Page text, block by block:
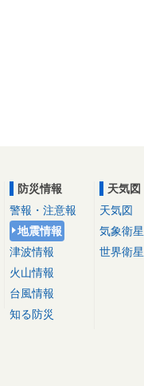
防災情報
警報・注意報
地震情報
津波情報
火山情報
台風情報
知る防災
天気図
天気図
気象衛星
世界衛星